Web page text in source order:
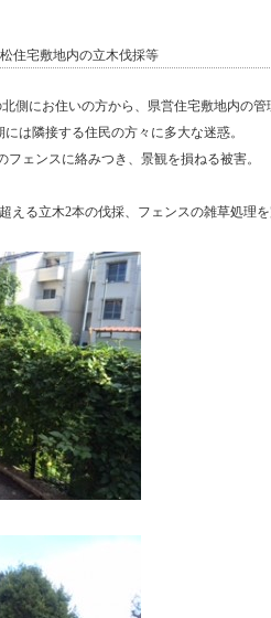
住宅敷地内の立木伐採等
側にお住いの方から、県営住宅敷地内の
は隣接する住民の方々に多大な迷惑。
ェンスに絡みつき、景観を損ねる被害。
える立木2本の伐採、フェンスの雑草処理